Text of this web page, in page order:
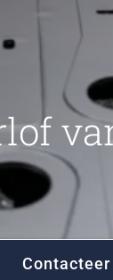
Contacteer